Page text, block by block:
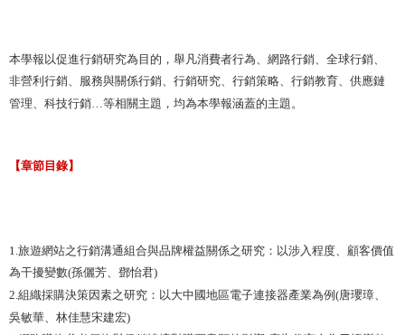
本學報以促進行銷研究為目的，舉凡消費者行為、網路行銷、全球行銷、
非營利行銷、服務與關係行銷、行銷研究、行銷策略、行銷教育、供應鏈
管理、科技行銷…等相關主題，均為本學報涵蓋的主題。
【章節目錄】
1.旅遊網站之行銷溝通組合與品牌權益關係之研究：以涉入程度、顧客價值
為干擾變數(孫儷芳、鄧怡君)
2.組織採購決策因素之研究：以大中國地區電子連接器產業為例(唐瓔璋、
吳敏華、林佳慧宋建宏)